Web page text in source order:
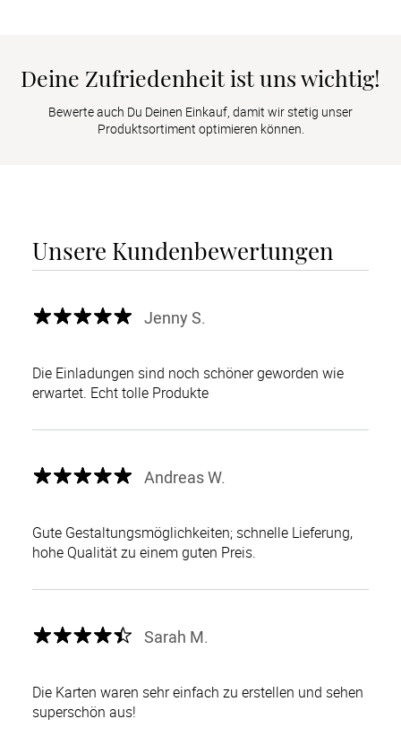
Deine Zufriedenheit ist uns wichtig!
Bewerte auch Du Deinen Einkauf, damit wir stetig unser
Produktsortiment optimieren können.
Unsere Kundenbewertungen
Jenny S.
Die Einladungen sind noch schöner geworden wie
erwartet. Echt tolle Produkte
Andreas W.
Gute Gestaltungsmöglichkeiten; schnelle Lieferung,
hohe Qualität zu einem guten Preis.
Sarah M.
Die Karten waren sehr einfach zu erstellen und sehen
superschön aus!